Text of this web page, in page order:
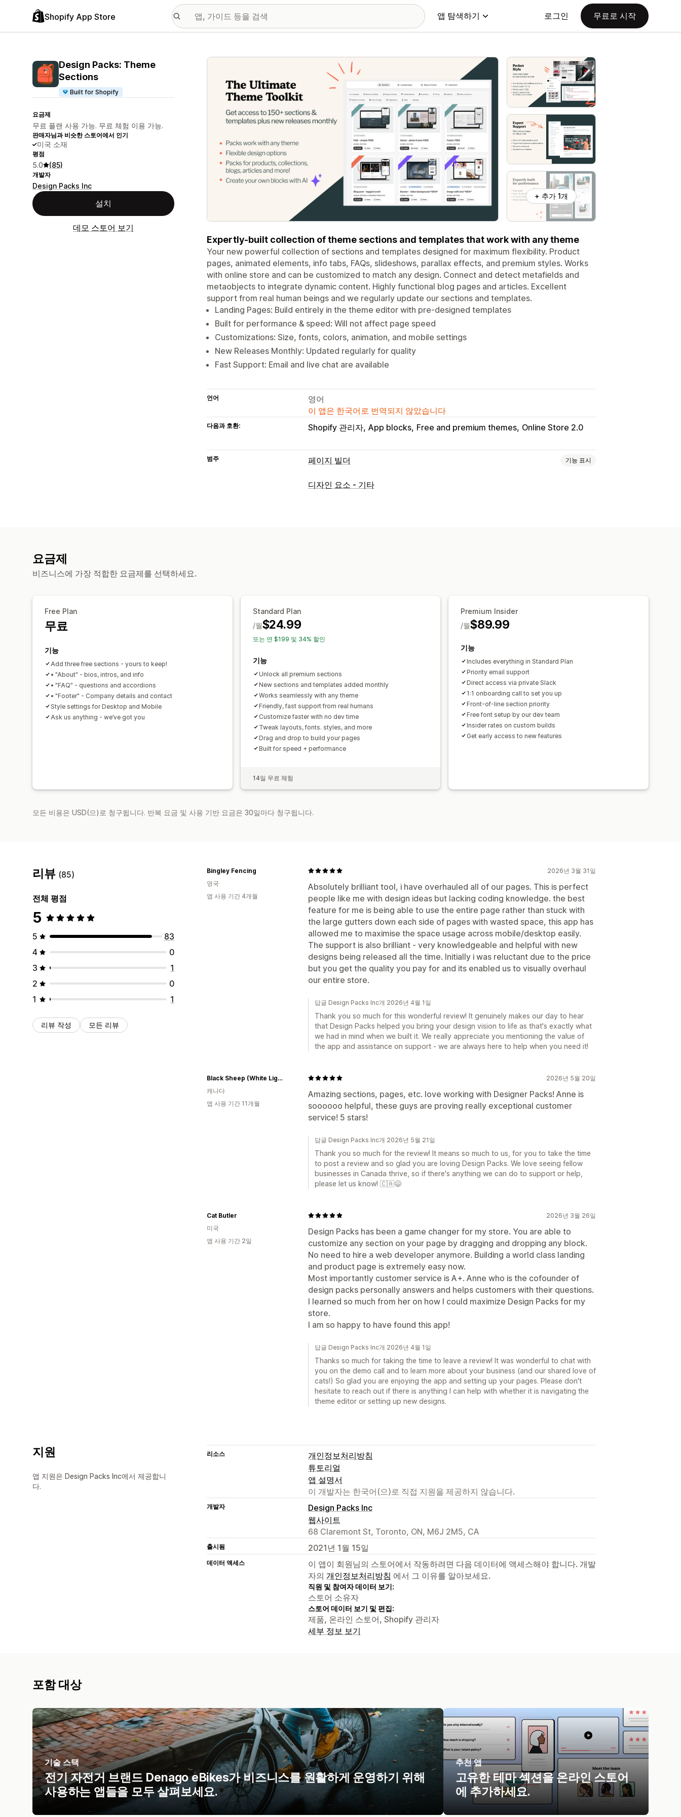
Shopify App Store 앱 탐색하기 로그인 무료로 시작
Design Packs: Theme
Sections
Built for Shopify
요금제
무료 플랜 사용 가능. 무료 체험 이용 가능.
판매자님과 비슷한 스토어에서 인기
미국 소재
평점
5.0 (85)
개발자
Design Packs Inc
설치
데모 스토어 보기
추천 이미지 갤러리
+ 추가 1개
Expertly-built collection of theme sections and templates that work with any theme
Your new powerful collection of sections and templates designed for maximum flexibility. Product
pages, animated elements, info tabs, FAQs, slideshows, parallax effects, and premium styles. Works
with online store and can be customized to match any design. Connect and detect metafields and
metaobjects to integrate dynamic content. Highly functional blog pages and articles. Excellent
support from real human beings and we regularly update our sections and templates.
Landing Pages: Build entirely in the theme editor with pre-designed templates
Built for performance & speed: Will not affect page speed
Customizations: Size, fonts, colors, animation, and mobile settings
New Releases Monthly: Updated regularly for quality
Fast Support: Email and live chat are available
언어
영어
이 앱은 한국어로 번역되지 않았습니다
다음과 호환: Shopify 관리자 App blocks Free and premium themes Online Store 2.0
범주 페이지 빌더 기능 표시
페이지 유형
분석 정보 및 팁
디자인 요소 - 기타
요금제
비즈니스에 가장 적합한 요금제를 선택하세요.
Free Plan
무료
기능
Add three free sections - yours to keep!
• "About" - bios, intros, and info
• "FAQ" - questions and accordions
• "Footer" - Company details and contact
Style settings for Desktop and Mobile
Ask us anything - we’ve got you
Standard Plan
$24.99
/월
또는 연 $199 및 34% 할인
기능
Unlock all premium sections
New sections and templates added monthly
Works seamlessly with any theme
Friendly, fast support from real humans
Customize faster with no dev time
Tweak layouts, fonts. styles, and more
Drag and drop to build your pages
Built for speed + performance
14일 무료 체험
Premium Insider
$89.99
/월
기능
Includes everything in Standard Plan
Priority email support
Direct access via private Slack
1:1 onboarding call to set you up
Front-of-line section priority
Free font setup by our dev team
Insider rates on custom builds
Get early access to new features
모든 비용은 USD(으)로 청구됩니다. 반복 요금 및 사용 기반 요금은 30일마다 청구됩니다.
리뷰 (85)
전체 평점
5
5
83
4
0
3
1
2
0
1
1
리뷰 작성 모든 리뷰
2026년 3월 31일
Absolutely brilliant tool, i have overhauled all of our pages. This is perfect
people like me with design ideas but lacking coding knowledge. the best
feature for me is being able to use the entire page rather than stuck with
the large gutters down each side of pages with wasted space, this app has
allowed me to maximise the space usage across mobile/desktop easily.
The support is also brilliant - very knowledgeable and helpful with new
designs being released all the time. Initially i was reluctant due to the price
but you get the quality you pay for and its enabled us to visually overhaul
our entire store.
Bingley Fencing
영국
앱 사용 기간 4개월
답글 Design Packs Inc개 2026년 4월 1일
Thank you so much for this wonderful review! It genuinely makes our day to hear
that Design Packs helped you bring your design vision to life as that's exactly what
we had in mind when we built it. We really appreciate you mentioning the value of
the app and assistance on support - we are always here to help when you need it!
2026년 5월 20일
Amazing sections, pages, etc. love working with Designer Packs! Anne is
soooooo helpful, these guys are proving really exceptional customer
service! 5 stars!
Black Sheep (White Light)
캐나다
앱 사용 기간 11개월
답글 Design Packs Inc개 2026년 5월 21일
Thank you so much for the review! It means so much to us, for you to take the time
to post a review and so glad you are loving Design Packs. We love seeing fellow
businesses in Canada thrive, so if there's anything we can do to support or help,
please let us know! 🇨🇦😄
2026년 3월 26일
Design Packs has been a game changer for my store. You are able to
customize any section on your page by dragging and dropping any block.
No need to hire a web developer anymore. Building a world class landing
and product page is extremely easy now.
Most importantly customer service is A+. Anne who is the cofounder of
design packs personally answers and helps customers with their questions.
I learned so much from her on how I could maximize Design Packs for my
store.
I am so happy to have found this app!
Cat Butler
미국
앱 사용 기간 2일
답글 Design Packs Inc개 2026년 4월 1일
Thanks so much for taking the time to leave a review! It was wonderful to chat with
you on the demo call and to learn more about your business (and our shared love of
cats!) So glad you are enjoying the app and setting up your pages. Please don't
hesitate to reach out if there is anything I can help with whether it is navigating the
theme editor or setting up new designs.
지원
앱 지원은 Design Packs Inc에서 제공합니
다.
리소스
개인정보처리방침
튜토리얼
앱 설명서
이 개발자는 한국어(으)로 직접 지원을 제공하지 않습니다.
개발자
Design Packs Inc
웹사이트
68 Claremont St, Toronto, ON, M6J 2M5, CA
출시됨 2021년 1월 15일
데이터 액세스
이 앱이 회원님의 스토어에서 작동하려면 다음 데이터에 액세스해야 합니다. 개발
자의 개인정보처리방침 에서 그 이유를 알아보세요.
직원 및 참여자 데이터 보기:
스토어 소유자
스토어 데이터 보기 및 편집:
제품, 온라인 스토어, Shopify 관리자
세부 정보 보기
포함 대상
기술 스택
전기 자전거 브랜드 Denago eBikes가 비즈니스를 원활하게 운영하기 위해
사용하는 앱들을 모두 살펴보세요.
추천 앱
고유한 테마 섹션을 온라인 스토어
에 추가하세요.